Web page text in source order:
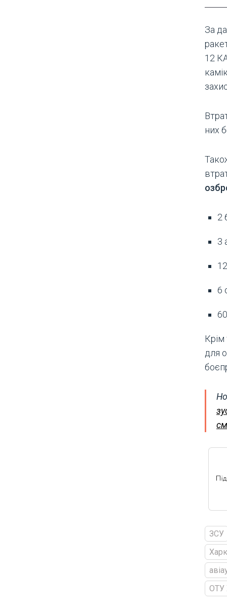
За
12
них
2
3
6
Крім
для
ЗСУ
ОТУ